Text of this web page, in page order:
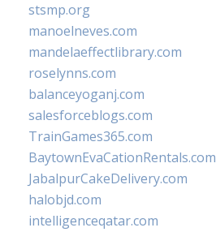
stsmp.org
manoelneves.com
mandelaeffectlibrary.com
roselynns.com
balanceyoganj.com
salesforceblogs.com
TrainGames365.com
BaytownEvaCationRentals.com
JabalpurCakeDelivery.com
halobjd.com
intelligenceqatar.com